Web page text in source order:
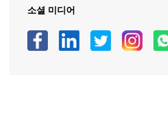
소셜 미디어